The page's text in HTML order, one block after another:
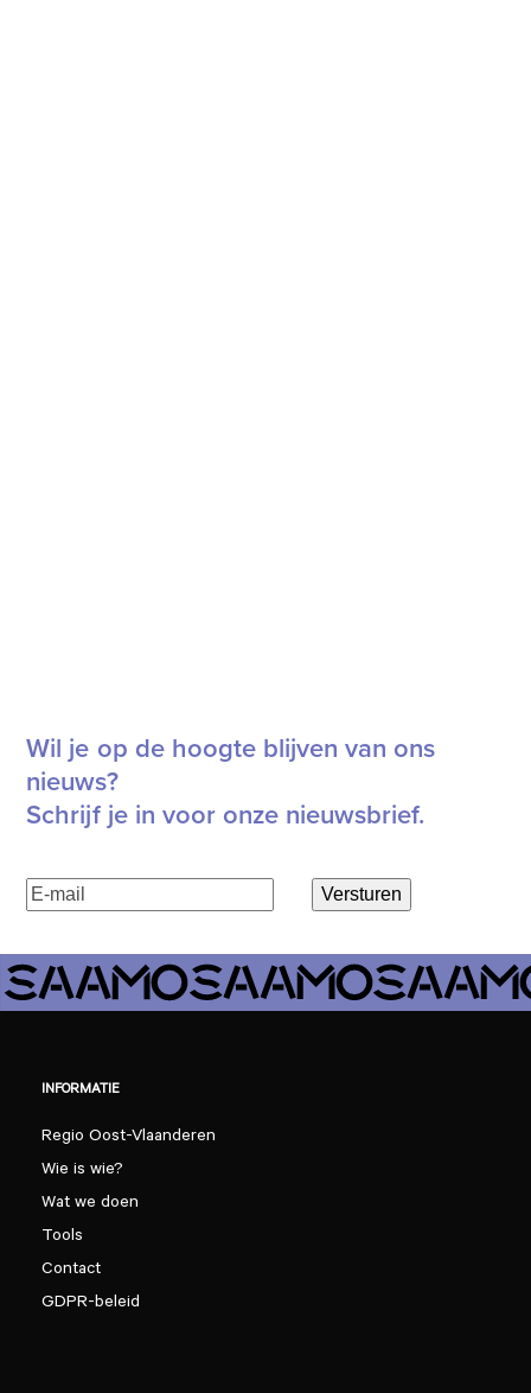
Wil je op de hoogte blijven van ons
nieuws?
Schrijf je in voor onze nieuwsbrief.
E-
mailadres(Vereist)
Versturen
INFORMATIE
Regio Oost-Vlaanderen
Wie is wie?
Wat we doen
Tools
Contact
GDPR-beleid